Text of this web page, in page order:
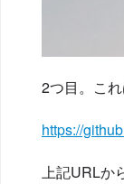
2つ目。これ
https://
上記URLか